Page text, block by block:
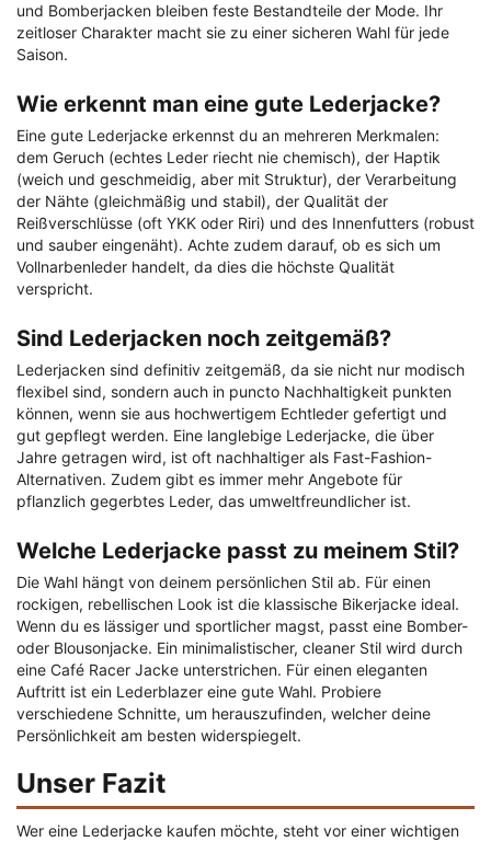
und Bomberjacken bleiben feste Bestandteile der Mode. Ihr
zeitloser Charakter macht sie zu einer sicheren Wahl für jede
Saison.
Wie erkennt man eine gute Lederjacke?
Eine gute Lederjacke erkennst du an mehreren Merkmalen:
dem Geruch (echtes Leder riecht nie chemisch), der Haptik
(weich und geschmeidig, aber mit Struktur), der Verarbeitung
der Nähte (gleichmäßig und stabil), der Qualität der
Reißverschlüsse (oft YKK oder Riri) und des Innenfutters (robust
und sauber eingenäht). Achte zudem darauf, ob es sich um
Vollnarbenleder handelt, da dies die höchste Qualität
verspricht.
Sind Lederjacken noch zeitgemäß?
Lederjacken sind definitiv zeitgemäß, da sie nicht nur modisch
flexibel sind, sondern auch in puncto Nachhaltigkeit punkten
können, wenn sie aus hochwertigem Echtleder gefertigt und
gut gepflegt werden. Eine langlebige Lederjacke, die über
Jahre getragen wird, ist oft nachhaltiger als Fast-Fashion-
Alternativen. Zudem gibt es immer mehr Angebote für
pflanzlich gegerbtes Leder, das umweltfreundlicher ist.
Welche Lederjacke passt zu meinem Stil?
Die Wahl hängt von deinem persönlichen Stil ab. Für einen
rockigen, rebellischen Look ist die klassische Bikerjacke ideal.
Wenn du es lässiger und sportlicher magst, passt eine Bomber-
oder Blousonjacke. Ein minimalistischer, cleaner Stil wird durch
eine Café Racer Jacke unterstrichen. Für einen eleganten
Auftritt ist ein Lederblazer eine gute Wahl. Probiere
verschiedene Schnitte, um herauszufinden, welcher deine
Persönlichkeit am besten widerspiegelt.
Unser Fazit
Wer eine Lederjacke kaufen möchte, steht vor einer wichtigen